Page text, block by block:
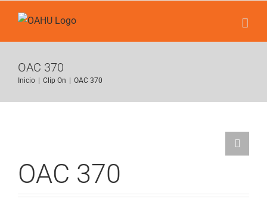
contenido
OAC 370
Inicio Clip On OAC 370
OAC 370